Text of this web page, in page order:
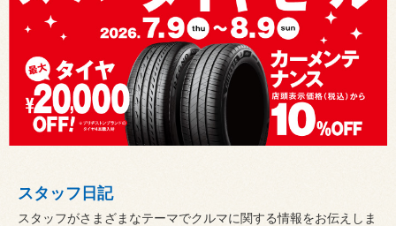
スタッフ日記
スタッフがさまざまなテーマでクルマに関する情報をお伝えしま